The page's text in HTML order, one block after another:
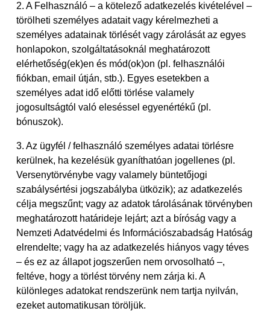
2. A Felhasználó – a kötelező adatkezelés kivételével –
törölheti személyes adatait vagy kérelmezheti a
személyes adatainak törlését vagy zárolását az egyes
honlapokon, szolgáltatásoknál meghatározott
elérhetőség(ek)en és mód(ok)on (pl. felhasználói
fiókban, email útján, stb.). Egyes esetekben a
személyes adat idő előtti törlése valamely
jogosultságtól való eleséssel egyenértékű (pl.
bónuszok).
3. Az ügyfél / felhasználó személyes adatai törlésre
kerülnek, ha kezelésük gyaníthatóan jogellenes (pl.
Versenytörvénybe vagy valamely büntetőjogi
szabálysértési jogszabályba ütközik); az adatkezelés
célja megszűnt; vagy az adatok tárolásának törvényben
meghatározott határideje lejárt; azt a bíróság vagy a
Nemzeti Adatvédelmi és Információszabadság Hatóság
elrendelte; vagy ha az adatkezelés hiányos vagy téves
– és ez az állapot jogszerűen nem orvosolható –,
feltéve, hogy a törlést törvény nem zárja ki. A
különleges adatokat rendszerünk nem tartja nyilván,
ezeket automatikusan töröljük.